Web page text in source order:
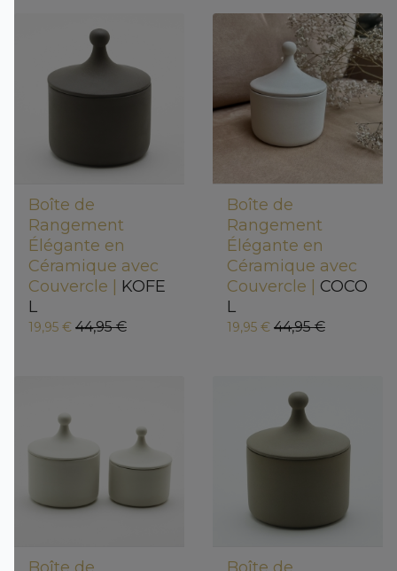
Boîte de
Rangement
Élégante en
Céramique avec
Couvercle | KOFE
L
19,95 € 44,95 €
Boîte de
Rangement
Élégante en
Céramique avec
Couvercle | COCO
L
19,95 € 44,95 €